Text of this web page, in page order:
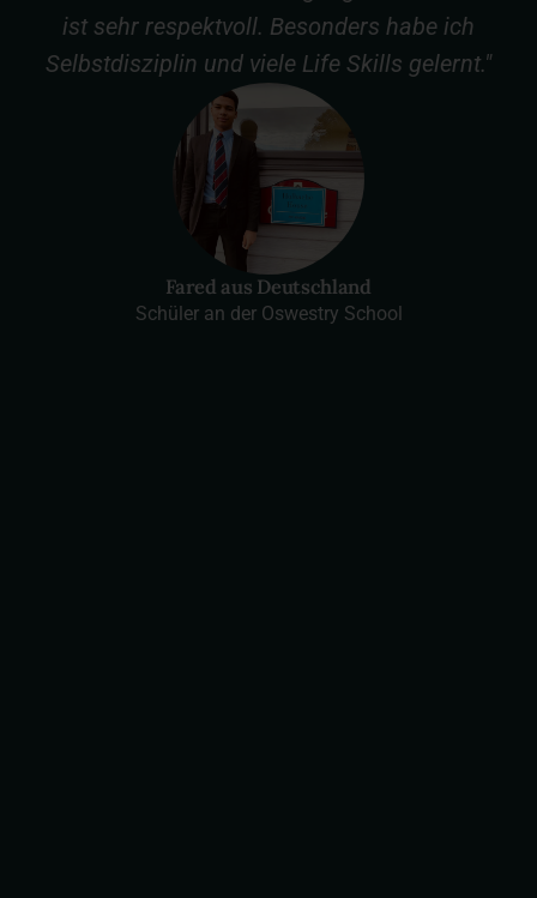
ist sehr respektvoll. Besonders habe ich
Selbstdisziplin und viele Life Skills gelernt."
Fared aus Deutschland
Schüler an der Oswestry School